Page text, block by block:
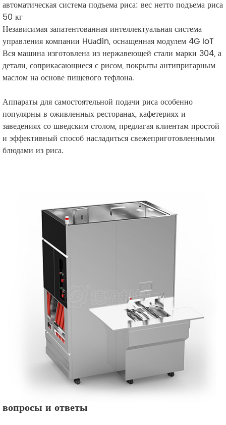
автоматическая система подъема риса: вес нетто подъема риса
50 кг
Независимая запатентованная интеллектуальная система
управления компании Huаdin, оснащенная модулем 4G IoT
Вся машина изготовлена из нержавеющей стали марки 304, а
детали, соприкасающиеся с рисом, покрыты антипригарным
маслом на основе пищевого тефлона.
Аппараты для самостоятельной подачи риса особенно
популярны в оживленных ресторанах, кафетериях и
заведениях со шведским столом, предлагая клиентам простой
и эффективный способ насладиться свежеприготовленными
блюдами из риса.
вопросы и ответы